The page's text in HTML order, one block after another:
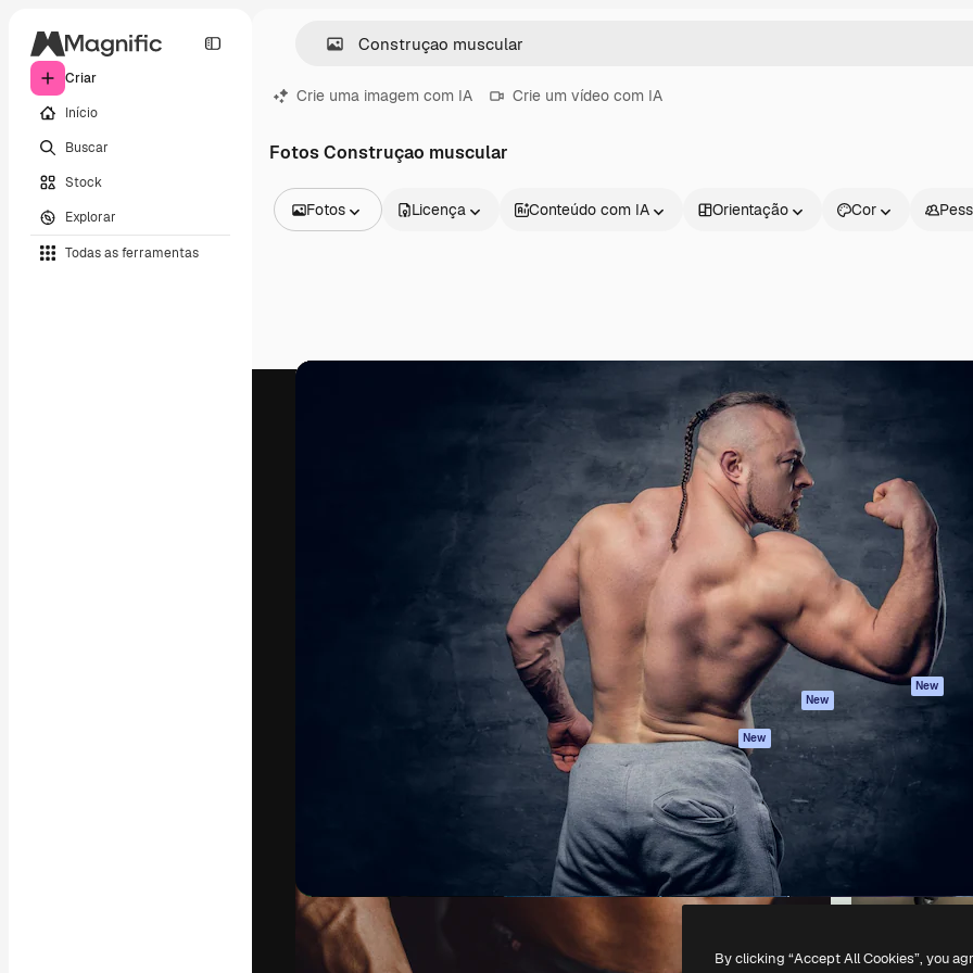
Criar
Início
Buscar
Stock
Explorar
Todas as ferramentas
Crie uma imagem com IA Crie um vídeo com IA
Fotos Construçao muscular
Fotos
Vídeos
Licença Conteúdo com IA Orientação Cor
A plataforma criativa para você direcionar
seu melhor trabalho. Mais de 1 milhão de
assinantes entre criativos, empresas,
Produtos
Spaces
Assistente de IA
Gerador de
imagens
Gerador de vídeos
Texto para voz
Conteúdo de stock
MCP para
Claude/ChatGPT
New
Agentes New
API
App móvel
Todas as
ferramentas
Academy
Documentação
Atendimento
Termos e
condições
Política de
privacidade
Originais New
Política de cookies
Central de
Afiliados
Empresas
Copyright © 2010- Todos os direitos reservados.
By clicking “Accept All Cookies”, you